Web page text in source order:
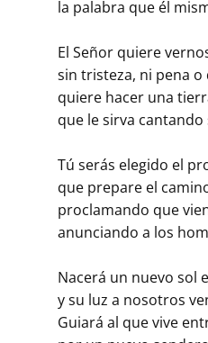
la palabra que él
El Señor quiere
sin tristeza, ni pena o
quiere hacer una
que le sirva
Tú serás elegido el
que prepare el
proclamando que
anunciando a los
Nacerá un nuevo sol
y su luz a nosotros
Guiará al que vive